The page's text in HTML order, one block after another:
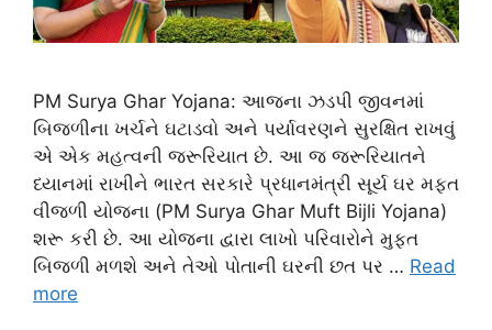
PM Surya Ghar Yojana: આજના ઝડપી જીવનમાં
બિજળીના ખર્ચને ઘટાડવો અને પર્યાવરણને સુરક્ષિત રાખવું
એ એક મહત્વની જરૂરિયાત છે. આ જ જરૂરિયાતને
ધ્યાનમાં રાખીને ભારત સરકારે પ્રધાનમંત્રી સૂર્ય ઘર મફત
વીજળી યોજના (PM Surya Ghar Muft Bijli Yojana)
શરૂ કરી છે. આ યોજના દ્વારા લાખો પરિવારોને મુફ્ત
બિજળી મળશે અને તેઓ પોતાની ઘરની છત પર … Read
more